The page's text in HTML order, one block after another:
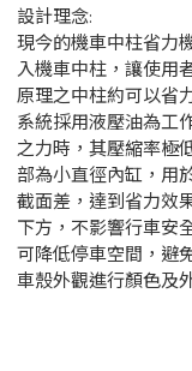
設計理念:
現今的機車中柱省力
入機車中柱，讓使用
原理之中柱約可以省
系統採用液壓油為工
之力時，其壓縮率極
部為小直徑內缸，用
截面差，達到省力效
下方，不影響行車安
可降低停車空間，避
車殼外觀進行顏色及